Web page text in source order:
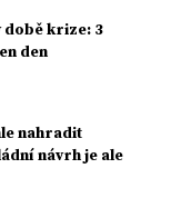
krize: 3
den
nahradit
návrh je ale